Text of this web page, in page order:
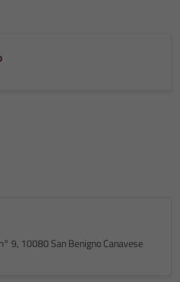
9, 10080 San Benigno Canavese